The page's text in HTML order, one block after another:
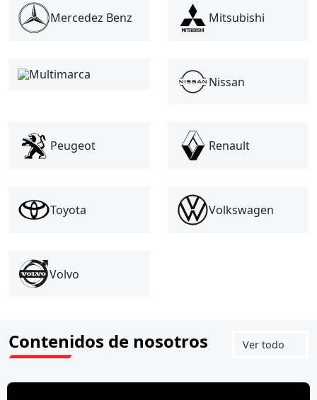
Mercedez Benz Mitsubishi
Multimarca Nissan
Peugeot Renault
Toyota Volkswagen
Volvo
Contenidos de nosotros Ver todo